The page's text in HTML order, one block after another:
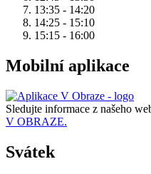
13:35 - 14:20
14:25 - 15:10
15:15 - 16:00
Mobilní aplikace
Sledujte informace z našeho
V OBRAZE.
Svátek